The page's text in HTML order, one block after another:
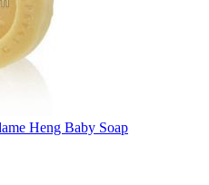
Heng Baby Soap